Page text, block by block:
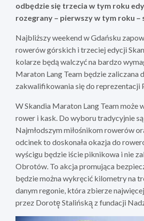
odbędzie się trzecia w tym roku
rozegrany – pierwszy w tym roku –
Najbliższy weekend w Gdańsku
rowerów górskich i trzeciej edycji
kolarze będą walczyć na bardzo
Maraton Lang Team będzie zaliczana
zakwalifikowania się do reprezentacji
W Skandia Maraton Lang Team może
rower i kask. Do wyboru tradycyjnie
Najmłodszym miłośnikom rowerów
odcinek to doskonała okazja do
wyścigu będzie iście piknikowa i nie
Obrotów. To akcja promująca
będzie można wykręcić kilometry na
danym regonie, która zbierze
przez Dorotę̨ Stalińską̨ z fundacji